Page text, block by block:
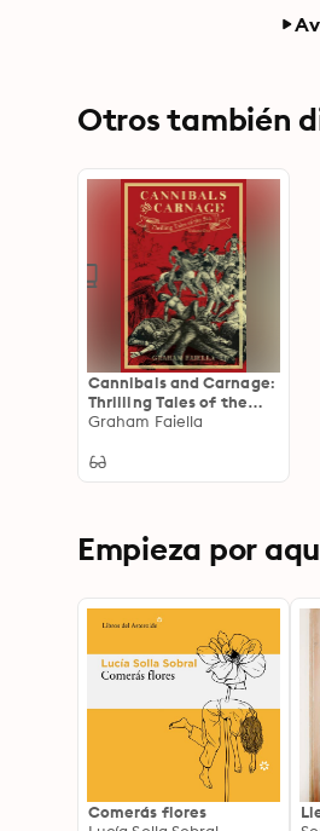
Otros también
Cannibals and Carnage:
Thrilling Tales of the
Sea (vol.1)
Graham Faiella
Empieza por
Comerás flores